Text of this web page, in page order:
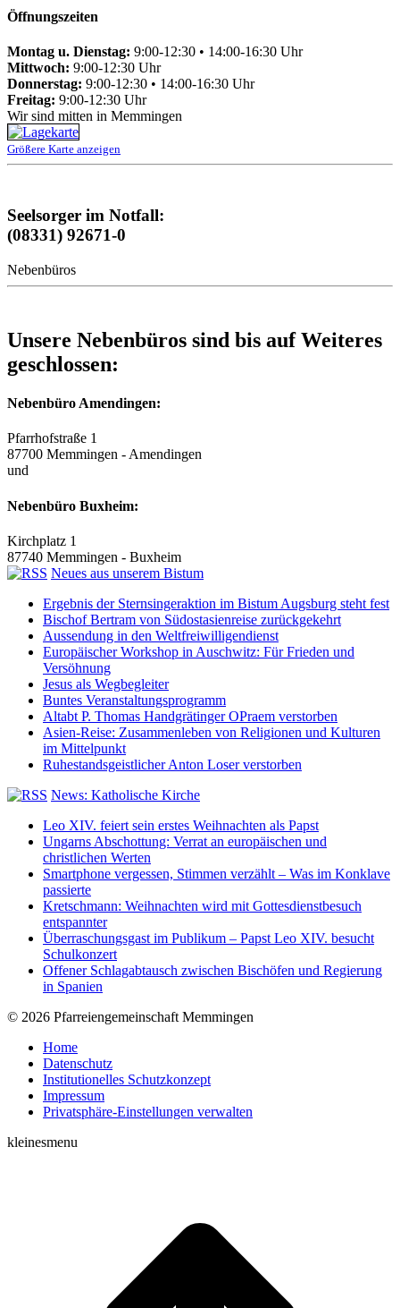
Öffnungszeiten
Montag u. Dienstag: 9:00-12:30 • 14:00-16:30 Uhr
Mittwoch: 9:00-12:30 Uhr
Donnerstag: 9:00-12:30 • 14:00-16:30 Uhr
Freitag: 9:00-12:30 Uhr
Wir sind mitten in Memmingen
Größere Karte anzeigen
Seelsorger im Notfall:
(08331) 92671-0
Nebenbüros
Unsere Nebenbüros sind bis auf Weiteres
geschlossen:
Nebenbüro Amendingen:
Pfarrhofstraße 1
87700 Memmingen - Amendingen
und
Nebenbüro Buxheim:
Kirchplatz 1
87740 Memmingen - Buxheim
Neues aus unserem Bistum
Ergebnis der Sternsingeraktion im Bistum Augsburg steht fest
Bischof Bertram von Südostasienreise zurückgekehrt
Aussendung in den Weltfreiwilligendienst
Europäischer Workshop in Auschwitz: Für Frieden und
Versöhnung
Jesus als Wegbegleiter
Buntes Veranstaltungsprogramm
Altabt P. Thomas Handgrätinger OPraem verstorben
Asien-Reise: Zusammenleben von Religionen und Kulturen
im Mittelpunkt
Ruhestandsgeistlicher Anton Loser verstorben
News: Katholische Kirche
Leo XIV. feiert sein erstes Weihnachten als Papst
Ungarns Abschottung: Verrat an europäischen und
christlichen Werten
Smartphone vergessen, Stimmen verzählt – Was im Konklave
passierte
Kretschmann: Weihnachten wird mit Gottesdienstbesuch
entspannter
Überraschungsgast im Publikum – Papst Leo XIV. besucht
Schulkonzert
Offener Schlagabtausch zwischen Bischöfen und Regierung
in Spanien
© 2026 Pfarreiengemeinschaft Memmingen
Home
Datenschutz
Institutionelles Schutzkonzept
Impressum
Privatsphäre-Einstellungen verwalten
kleinesmenu